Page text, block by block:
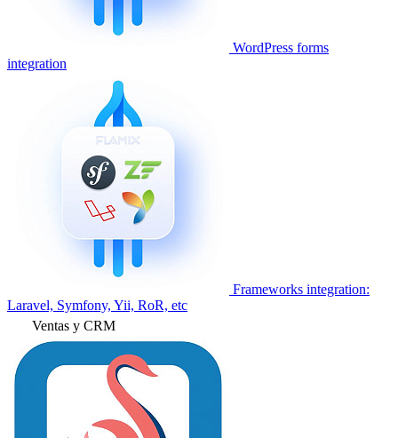
WordPress forms
integration
Frameworks integration:
Laravel, Symfony, Yii, RoR, etc
Ventas y CRM